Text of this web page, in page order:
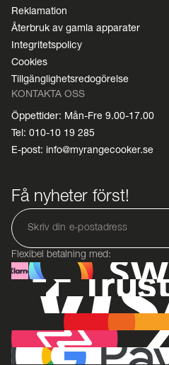
Reklamation
Återbruk av gamla apparater
Integritetspolicy
Cookies
Tillgänglighetsredogörelse
KONTAKTA OSS
Öppettider: Mån-Fre 9.00-17.00
Tel: 010-10 19 285
E-post: info@myrangecooker.se
Få nyheter först!
Flexibel betalning med: